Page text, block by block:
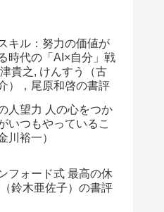
キル：努力の価値が
時代の「AI×自分」戦
貴之, けんすう（古
），尾原和啓の書評
人望力 人の心をつか
いつもやっているこ
川裕一）
フォード式 最高の休
鈴木亜佐子）の書評